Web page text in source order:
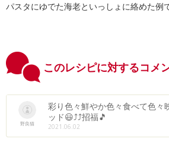
パスタにゆでた海老といっしょに絡めた例
このレシピに対するコメ
野良猫
彩り色々鮮やか色々食べて色々
ッド😃⤴⤴招福🎵
2021.06.02